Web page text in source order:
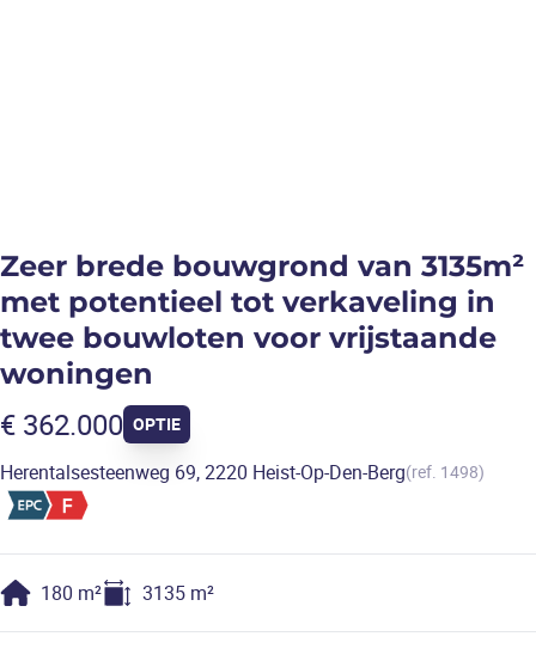
Zeer brede bouwgrond van 3135m²
met potentieel tot verkaveling in
twee bouwloten voor vrijstaande
woningen
€ 362.000 OPTIE
Herentalsesteenweg 69, 2220 Heist-Op-Den-Berg(ref. 1498)
180 m² 3135 m²